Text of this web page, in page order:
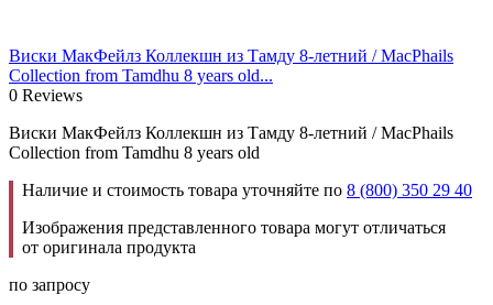
Виски МакФейлз Коллекшн из Тамду 8-летний / MacPhails
Collection from Tamdhu 8 years old...
0 Reviews
Виски МакФейлз Коллекшн из Тамду 8-летний / MacPhails
Collection from Tamdhu 8 years old
Наличие и стоимость товара уточняйте по 8 (800) 350 29 40
Изображения представленного товара могут отличаться
от оригинала продукта
по запросу